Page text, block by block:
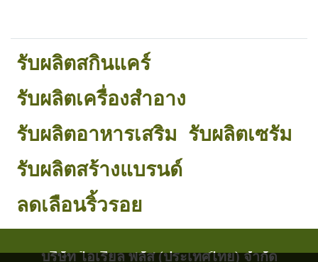
รับผลิตสกินแคร์
รับผลิตเครื่องสำอาง
รับผลิตอาหารเสริม รับผลิตเซรัม
รับผลิตสร้างแบรนด์
ลดเลือนริ้วรอย
บริษัท ไอเรียล พลัส (ประเทศไทย) จำกัด